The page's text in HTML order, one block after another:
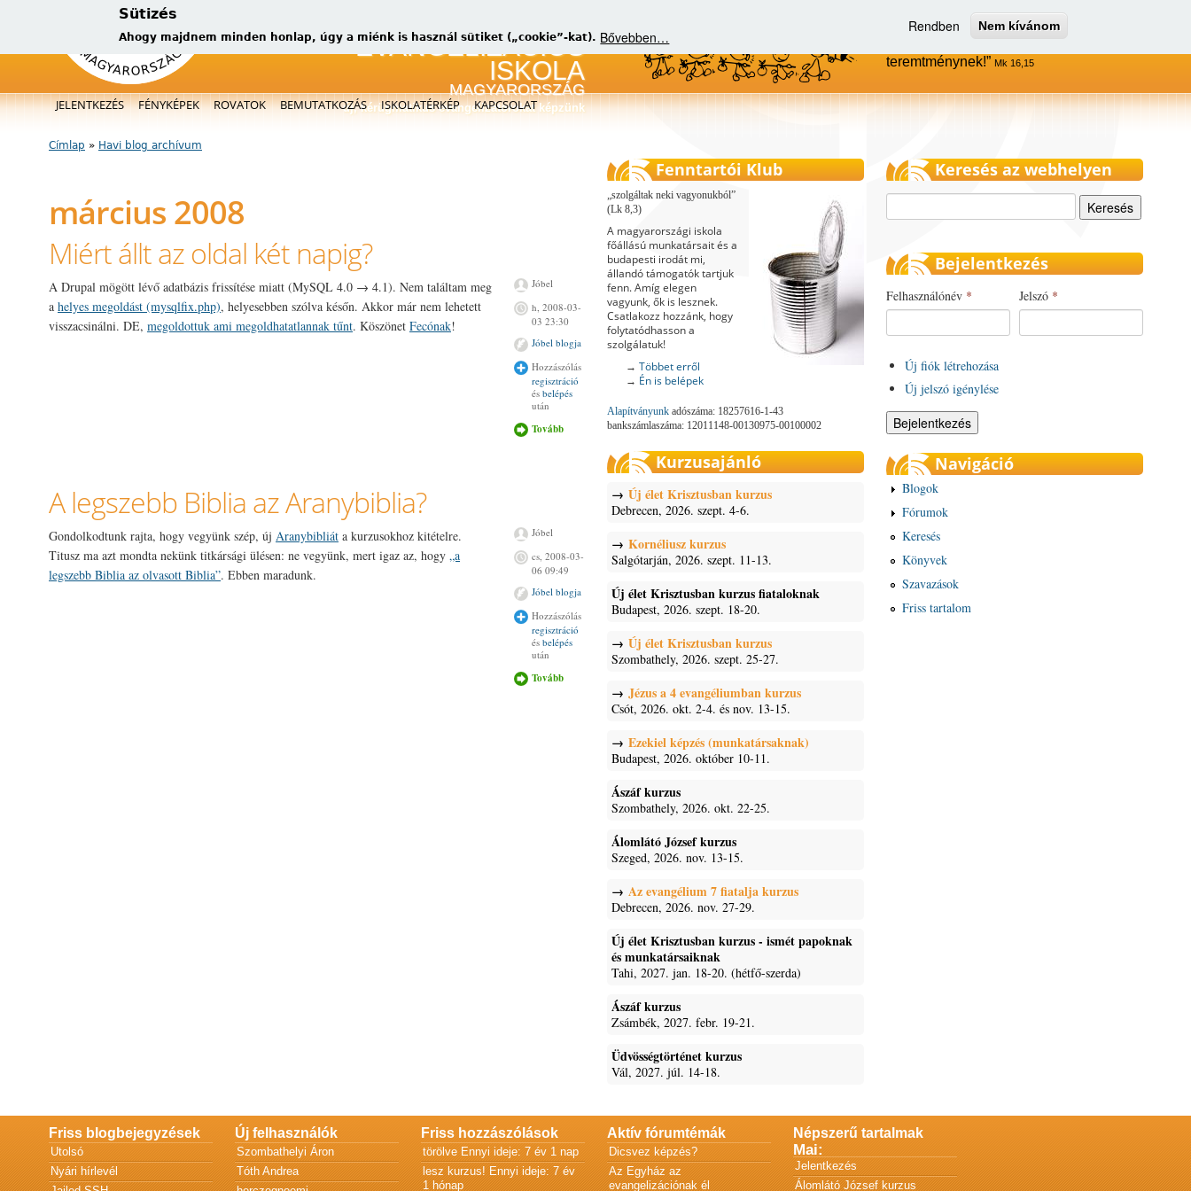
Sütizés
Ahogy majdnem minden honlap, úgy a miénk is használ sütiket („cookie”-kat). Bővebben…
Rendben Nem kívánom
új, kérügmatikus evangelizátorokat képzünk
Menjetek el az egész világra, és
teremtménynek!
Mk 16,15
Főmenü
JELENTKEZÉS FÉNYKÉPEK ROVATOK BEMUTATKOZÁS ISKOLATÉRKÉP KAPCSOLAT
Jelenlegi hely
Címlap » Havi blog archívum
március 2008
Miért állt az oldal két napig?
A Drupal mögött lévő adatbázis frissítése miatt (MySQL 4.0 → 4.1). Nem találtam meg
a helyes megoldást (mysqlfix.php), helyesebben szólva későn. Akkor már nem lehetett
visszacsinálni. DE, megoldottuk ami megoldhatatlannak tűnt. Köszönet Fecónak!
Jóbel
h, 2008-03-
03 23:30
Tovább Miért állt az
tartalommal
kapcsolatosan
Jóbel blogja
Hozzászólás
regisztráció
és belépés
után
A legszebb Biblia az Aranybiblia?
Gondolkodtunk rajta, hogy vegyünk szép, új Aranybibliát a kurzusokhoz kitételre.
Titusz ma azt mondta nekünk titkársági ülésen: ne vegyünk, mert igaz az, hogy „a
legszebb Biblia az olvasott Biblia”. Ebben maradunk.
Jóbel
cs, 2008-03-
06 09:49
Tovább
Aranybiblia?
tartalommal
Jóbel blogja
Hozzászólás
regisztráció
és belépés
után
Fenntartói Klub
szolgáltak neki vagyonukból
(Lk 8,3)
A magyarországi iskola
főállású munkatársait és a
budapesti irodát mi,
állandó támogatók tartjuk
fenn. Amíg elegen
vagyunk, ők is lesznek.
Csatlakozz hozzánk, hogy
folytatódhasson a
szolgálatuk!
→ Többet erről
→ Én is belépek
Alapítványunk adószáma: 18257616-1-43
bankszámlaszáma: 12011148-00130975-00100002
Kurzusajánló
Új élet Krisztusban kurzus
Debrecen, 2026. szept. 4-6.
Kornéliusz kurzus
Salgótarján, 2026. szept. 11-13.
Új élet Krisztusban kurzus fiataloknak
Budapest, 2026. szept. 18-20.
Új élet Krisztusban kurzus
Szombathely, 2026. szept. 25-27.
Jézus a 4 evangéliumban kurzus
Csót, 2026. okt. 2-4. és nov. 13-15.
Ezekiel képzés (munkatársaknak)
Budapest, 2026. október 10-11.
Ászáf kurzus
Szombathely, 2026. okt. 22-25.
Álomlátó József kurzus
Szeged, 2026. nov. 13-15.
Az evangélium 7 fiatalja kurzus
Debrecen, 2026. nov. 27-29.
Új élet Krisztusban kurzus - ismét papoknak
és munkatársaiknak
Tahi, 2027. jan. 18-20. (hétfő-szerda)
Ászáf kurzus
Zsámbék, 2027. febr. 19-21.
Üdvösségtörténet kurzus
Vál, 2027. júl. 14-18.
Keresés az webhelyen
Bejelentkezés
Felhasználónév * Jelszó *
Új fiók létrehozása
Új jelszó igénylése
Navigáció
Blogok
Fórumok
Keresés
Könyvek
Szavazások
Friss tartalom
Friss blogbejegyzések
Utolsó
Nyári hírlevél
Új felhasználók
Szombathelyi Áron
Tóth Andrea
Friss hozzászólások
törölve Ennyi ideje: 7 év 1 nap
lesz kurzus! Ennyi ideje: 7 év
1 hónap
Aktív fórumtémák
Dicsvez képzés?
Az Egyház az
evangelizációnak él
Népszerű tartalmak
Mai:
Jelentkezés
Álomlátó József kurzus